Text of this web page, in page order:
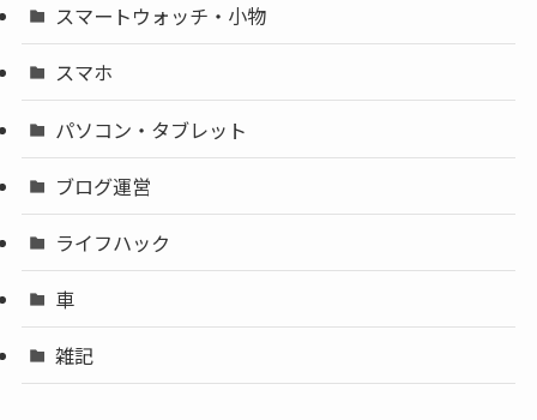
スマートウォッチ・小物
スマホ
パソコン・タブレット
ブログ運営
ライフハック
車
雑記